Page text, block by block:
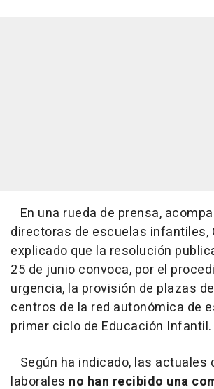
En una rueda de prensa,
directoras de escuelas infantiles,
explicado que la resolución
25 de junio convoca, por el
urgencia, la provisión de plazas
centros de la red autonómica de
primer ciclo de Educación Infantil.
Según ha indicado, las actuales
laborales no han recibido una